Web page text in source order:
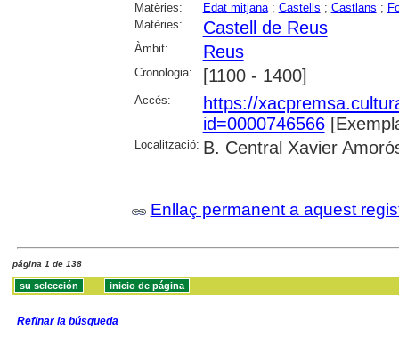
Matèries: Edat mitjana; Castells ; Castlans ;
Matèries:
Castell de Reus
Àmbit: Reus
Cronologia: [1100 - 1400]
Accés:
https://
id=0000746566
Localització: B. Central Xavier
Enllaç permanent a aquest
página 1 de 138
Refinar la búsqueda